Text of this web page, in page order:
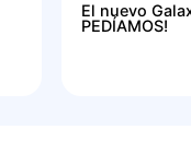
El nuevo
PEDÍAMOS!